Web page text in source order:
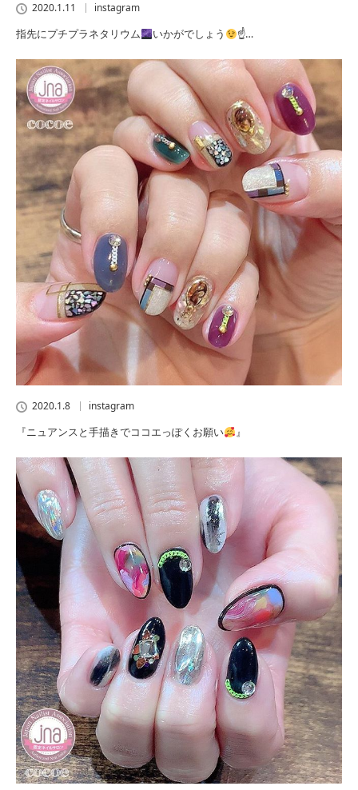
2020.1.11 instagram
指先にプチプラネタリウム いかがでしょう ☝…
2020.1.8 instagram
『ニュアンスと手描きでココエっぽくお願い 』